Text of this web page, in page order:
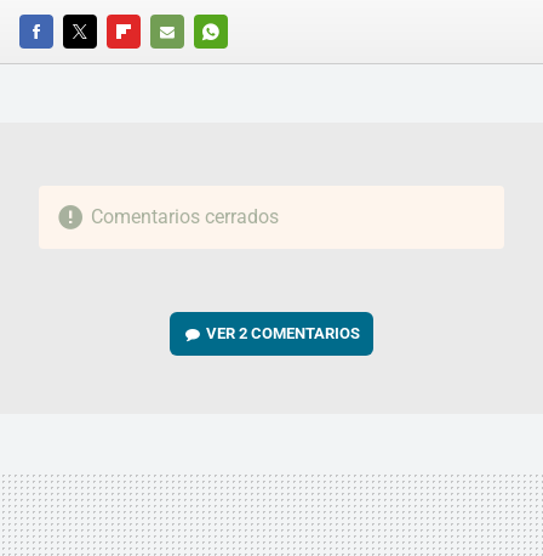
FACEBOOKTWITTERFLIPBOARD
E-
WHATSAPP
Comentarios cerrados
VER2 COMENTARIOS